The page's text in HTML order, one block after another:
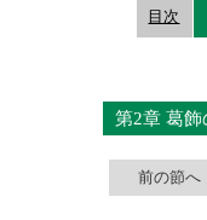
目次
第2章 葛飾
前の節へ